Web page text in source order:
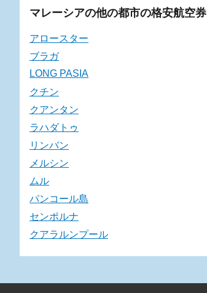
マレーシアの他の都市の格安航空券
アロースター
ブラガ
LONG PASIA
クチン
クアンタン
ラハダトゥ
リンバン
メルシン
ムル
パンコール島
センポルナ
クアラルンプール